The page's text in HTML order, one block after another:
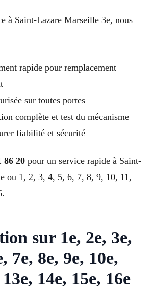
à Saint-Lazare Marseille 3e, nous
rapide pour remplacement
sur toutes portes
complète et test du mécanisme
fiabilité et sécurité
86 20 pour un service rapide à Saint-
ou 1, 2, 3, 4, 5, 6, 7, 8, 9, 10, 11,
sur 1e, 2e, 3e,
7e, 8e, 9e, 10e,
14e, 15e, 16e